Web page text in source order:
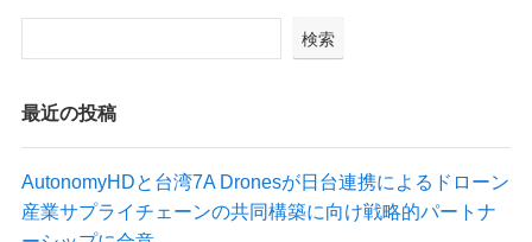
検索
最近の投稿
AutonomyHDと台湾7A Dronesが日台連携によるドローン
産業サプライチェーンの共同構築に向け戦略的パートナ